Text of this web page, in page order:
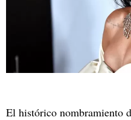
El histórico nombramiento